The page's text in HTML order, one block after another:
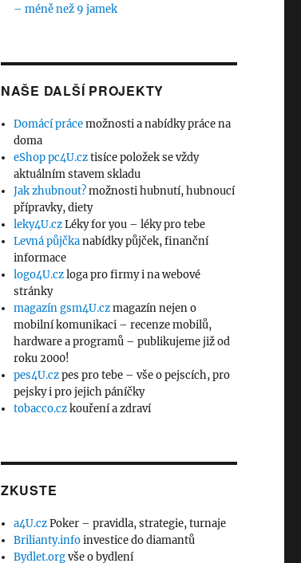
– méně než 9 jamek
NAŠE DALŠÍ PROJEKTY
Domácí prácemožnosti a nabídky práce na
doma
eShop pc4U.cztisíce položek se vždy
aktuálním stavem skladu
Jak zhubnout?možnosti hubnutí, hubnoucí
přípravky, diety
leky4U.czLéky for you – léky pro tebe
Levná půjčkanabídky půjček, finanční
informace
logo4U.czloga pro firmy i na webové
stránky
magazín gsm4U.czmagazín nejen o
mobilní komunikaci – recenze mobilů,
hardware a programů – publikujeme již od
roku 2000!
pes4U.czpes pro tebe – vše o pejscích, pro
pejsky i pro jejich páníčky
tobacco.czkouření a zdraví
ZKUSTE
a4U.czPoker – pravidla, strategie, turnaje
Brilianty.infoinvestice do diamantů
Bydlet.orgvše o bydlení